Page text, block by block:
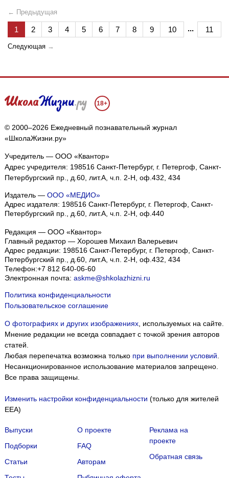
← Предыдущая
1 2 3 4 5 6 7 8 9 10 ... 11
Следующая →
18+
© 2000–2026 Ежедневный познавательный журнал
«ШколаЖизни.ру»
Учредитель — ООО «Квантор»
Адрес учредителя: 198516 Санкт-Петербург, г. Петергоф, Санкт-
Петербургский пр., д.60, лит.А, ч.п. 2-Н, оф.432, 434
Издатель — ООО «МЕДИО»
Адрес издателя: 198516 Санкт-Петербург, г. Петергоф, Санкт-
Петербургский пр., д.60, лит.А, ч.п. 2-Н, оф.440
Редакция — ООО «Квантор»
Главный редактор — Хорошев Михаил Валерьевич
Адрес редакции: 198516 Санкт-Петербург, г. Петергоф Санкт-
Петербургский пр., д.60, лит.А, ч.п. 2-Н, оф.432, 434
Телефон:+7 812 640-06-60
Электронная почта: askme@shkolazhizni.ru
Политика конфиденциальности
Пользовательское соглашение
О фотографиях и других изображениях, используемых на сайте.
Мнение редакции не всегда совпадает с точкой зрения авторов
статей.
Любая перепечатка возможна только при выполнении условий
Несанкционированное использование материалов запрещено.
Все права защищены.
Изменить настройки конфиденциальности (только для жителей
EEA)
Выпуски
Подборки
Статьи
О проекте
FAQ
Авторам
Реклама на
проекте
Обратная связь